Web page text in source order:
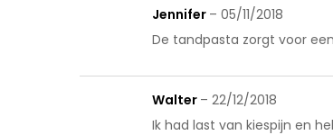
Jennifer – 05/11/2018
De tandpasta zorgt voor
Walter – 22/12/2018
Ik had last van kiespijn en